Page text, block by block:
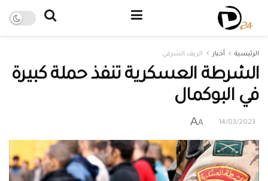
الرئيسية أخبار الريف الشرقي
الشرطة العسكرية تنفذ حملة كبيرة
في البوكمال
14/03/2023
A
A